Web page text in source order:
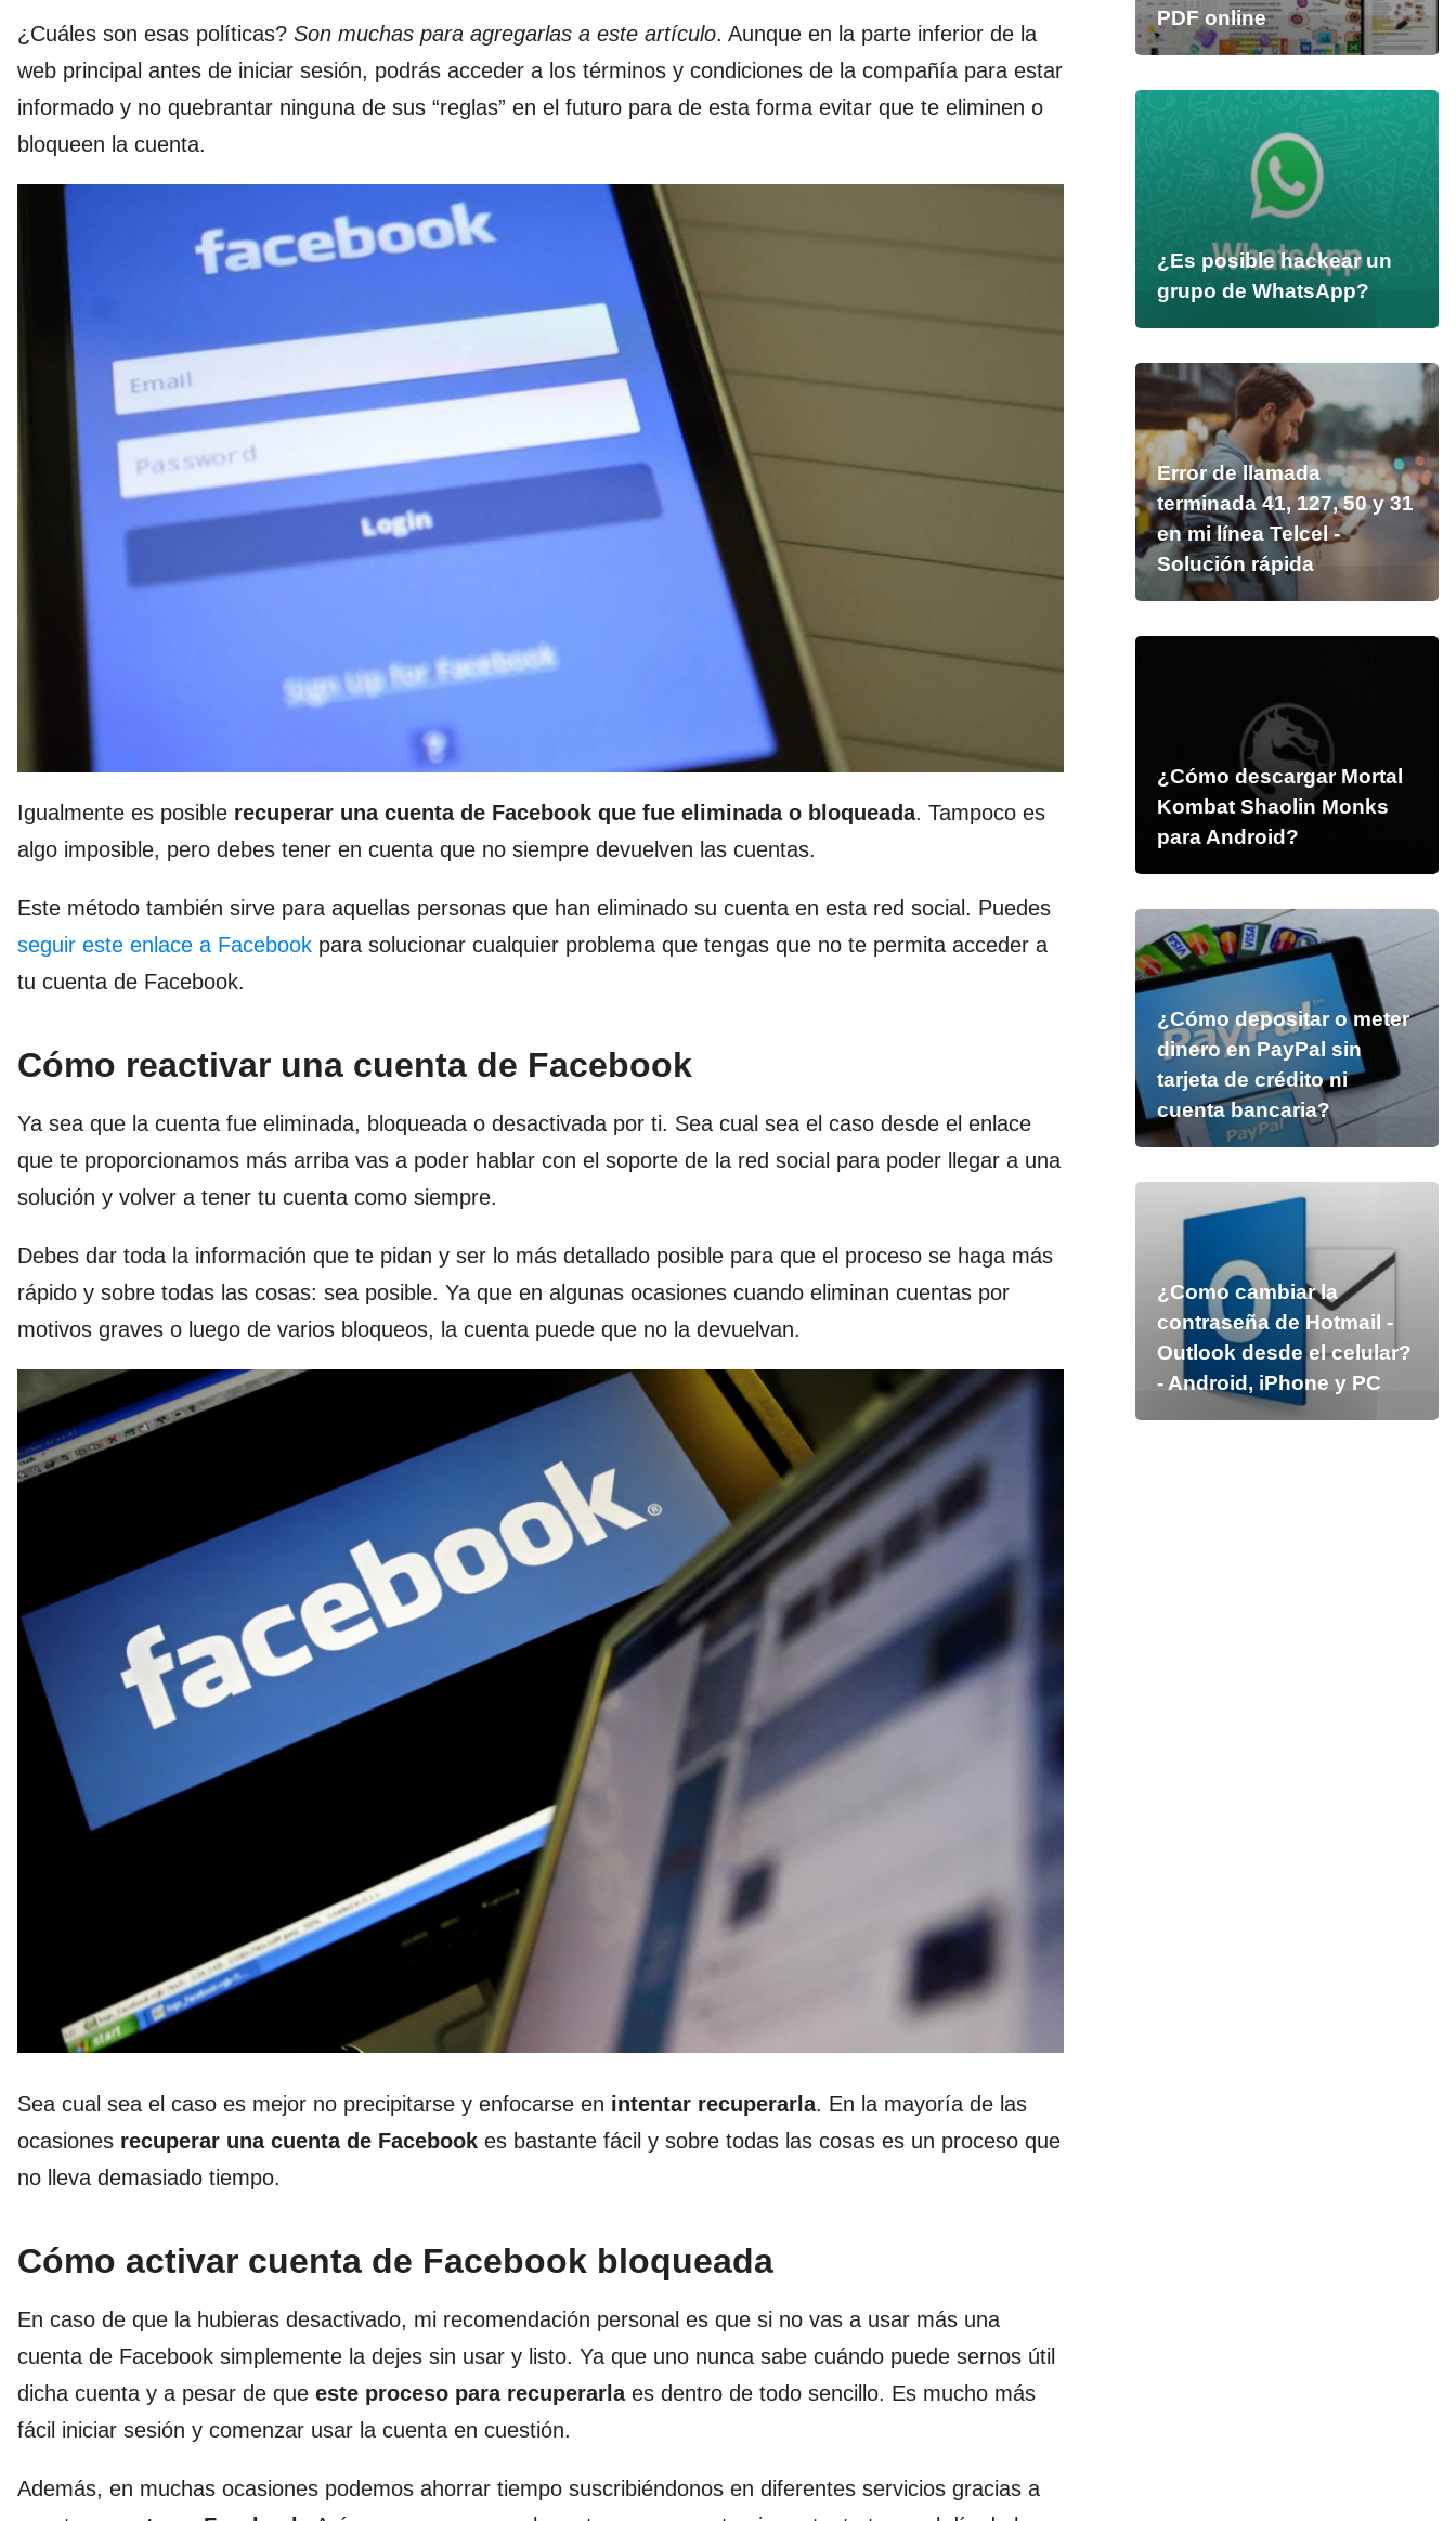
¿Cuáles son esas políticas? Son muchas para agregarlas a este artículo. Aunque en la parte inferior de la
web principal antes de iniciar sesión, podrás acceder a los términos y condiciones de la compañía para estar
informado y no quebrantar ninguna de sus “reglas” en el futuro para de esta forma evitar que te eliminen o
bloqueen la cuenta.
Igualmente es posible recuperar una cuenta de Facebook que fue eliminada o bloqueada. Tampoco es
algo imposible, pero debes tener en cuenta que no siempre devuelven las cuentas.
Este método también sirve para aquellas personas que han eliminado su cuenta en esta red social. Puedes
seguir este enlace a Facebook para solucionar cualquier problema que tengas que no te permita acceder a
tu cuenta de Facebook.
Cómo reactivar una cuenta de Facebook
Ya sea que la cuenta fue eliminada, bloqueada o desactivada por ti. Sea cual sea el caso desde el enlace
que te proporcionamos más arriba vas a poder hablar con el soporte de la red social para poder llegar a una
solución y volver a tener tu cuenta como siempre.
Debes dar toda la información que te pidan y ser lo más detallado posible para que el proceso se haga más
rápido y sobre todas las cosas: sea posible. Ya que en algunas ocasiones cuando eliminan cuentas por
motivos graves o luego de varios bloqueos, la cuenta puede que no la devuelvan.
Sea cual sea el caso es mejor no precipitarse y enfocarse en intentar recuperarla. En la mayoría de las
ocasiones recuperar una cuenta de Facebook es bastante fácil y sobre todas las cosas es un proceso que
no lleva demasiado tiempo.
Cómo activar cuenta de Facebook bloqueada
En caso de que la hubieras desactivado, mi recomendación personal es que si no vas a usar más una
cuenta de Facebook simplemente la dejes sin usar y listo. Ya que uno nunca sabe cuándo puede sernos útil
dicha cuenta y a pesar de que este proceso para recuperarlaes dentro de todo sencillo. Es mucho más
fácil iniciar sesión y comenzar usar la cuenta en cuestión.
Además, en muchas ocasiones podemos ahorrar tiempo suscribiéndonos en diferentes servicios gracias a
PDF online
¿Es posible hackear un
grupo de WhatsApp?
Error de llamada
terminada 41, 127, 50 y 31
en mi línea Telcel -
Solución rápida
¿Cómo descargar Mortal
Kombat Shaolin Monks
para Android?
¿Cómo depositar o meter
dinero en PayPal sin
tarjeta de crédito ni
cuenta bancaria?
¿Como cambiar la
contraseña de Hotmail -
Outlook desde el celular?
- Android, iPhone y PC